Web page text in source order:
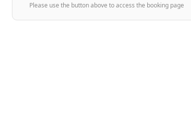
Please use the button above to access the booking page